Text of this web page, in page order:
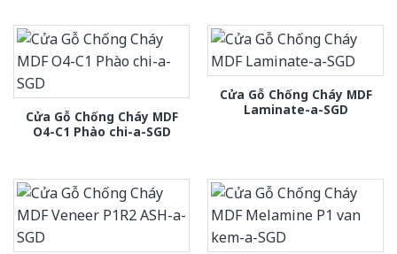
Cửa Gỗ Chống Cháy MDF
O4-C1 Phào chi-a-SGD
Cửa Gỗ Chống Cháy MDF
Laminate-a-SGD